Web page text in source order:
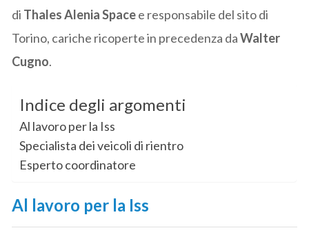
di Thales Alenia Spacee responsabile del sito di
Torino, cariche ricoperte in precedenza daWalter
Cugno.
Indice degli argomenti
Al lavoro per la Iss
Specialista dei veicoli di rientro
Esperto coordinatore
Al lavoro per la Iss